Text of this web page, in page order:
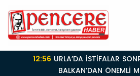
ÖNEMLİ MESAJLAR